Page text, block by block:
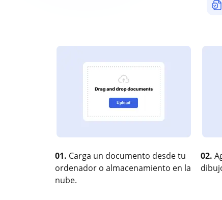
01. Carga un documento desde tu
ordenador o almacenamiento en la
nube.
02.